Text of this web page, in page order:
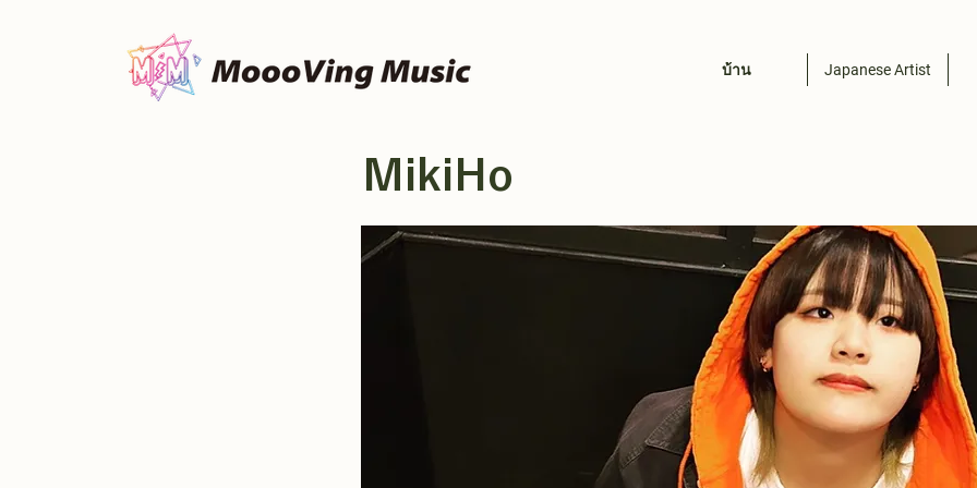
บ้าน Japanese Artist
MikiHo